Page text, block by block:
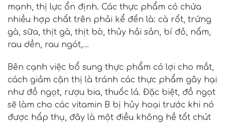
mạnh, thị lực ổn định. Các thực phẩm có chứa
nhiều hợp chất trên phải kể đến là: cà rốt, trứng
gà, sữa, thịt gà, thịt bò, thủy hải sản, bí đỏ, nấm,
rau dền, rau ngót,…
Bên cạnh việc bổ sung thực phẩm có lợi cho mắt,
cách giảm cận thị là tránh các thực phẩm gây hại
như đồ ngọt, rượu bia, thuốc lá. Đặc biệt, đồ ngọt
sẽ làm cho các vitamin B bị hủy hoại trước khi nó
được hấp thụ, đây là một điều không hề tốt chút